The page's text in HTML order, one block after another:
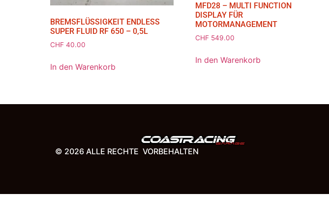
BREMSFLÜSSIGKEIT ENDLESS
SUPER FLUID RF 650 – 0,5L
CHF 40.00
In den Warenkorb
MFD28 – MULTI FUNCTION
DISPLAY FÜR
MOTORMANAGEMENT
CHF549.00
In den Warenkorb
© 2026 ALLE RECHTE VORBEHALTEN